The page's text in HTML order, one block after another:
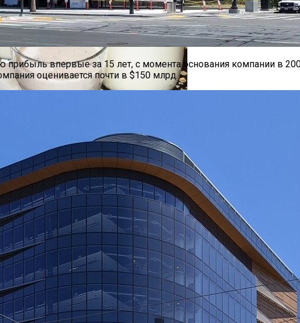
Специалистам
Традиций И Новаций При Расходе 6 Л На «сотню»
Китайские Автомобили
Условиях Российской Зимы?
Или Хорошая Альтернатива?
прибыль впервые за 15 лет, с момента основания компании в
оценивается почти в $150 млрд.